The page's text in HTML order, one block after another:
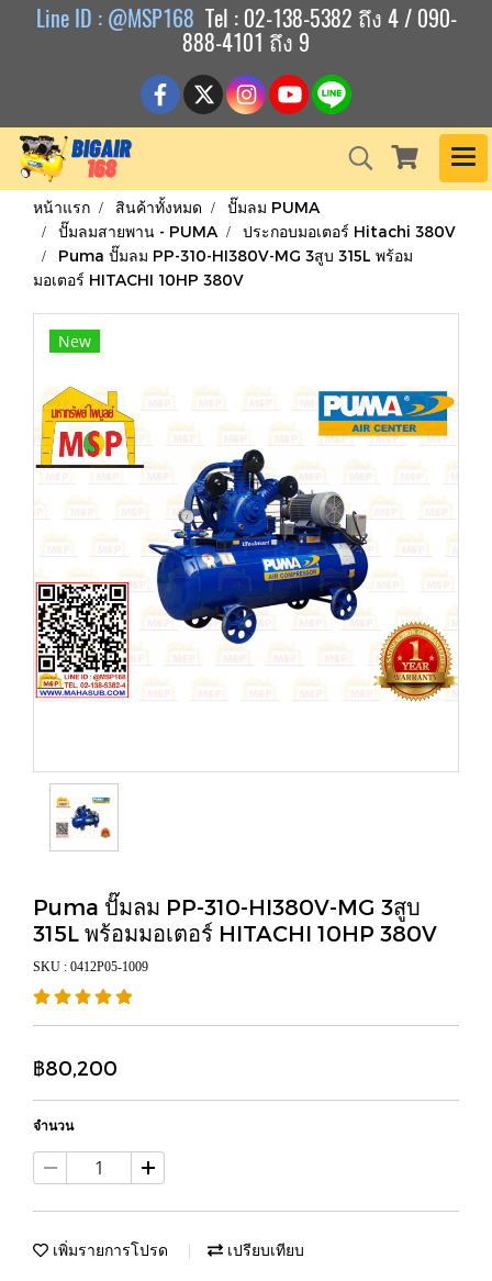
Line ID : @MSP168 Tel : 02-138-5382 ถึง 4 / 090-
888-4101 ถึง 9
หน้าแรก สินค้าทั้งหมด
ปั๊มลม PUMA
ปั๊มลมสายพาน - PUMA
ประกอบมอเตอร์ Hitachi 380V
Puma ปั๊มลม PP-310-HI380V-MG 3สูบ 315L พร้อม
มอเตอร์ HITACHI 10HP 380V
New
Puma ปั๊มลม PP-310-HI380V-MG 3สูบ
315L พร้อมมอเตอร์ HITACHI 10HP 380V
SKU : 0412P05-1009
฿80,200
จำนวน
เพิ่มรายการโปรด เปรียบเทียบ